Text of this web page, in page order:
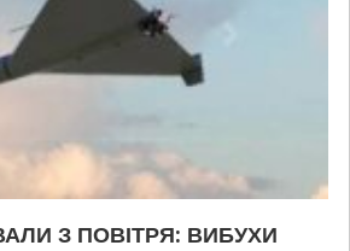
З ПОВІТРЯ: ВИБУХИ